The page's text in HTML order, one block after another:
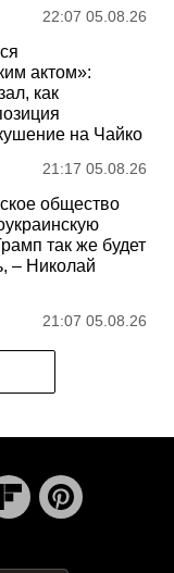
22:07 05.08.26
актом»:
как
на Чайко
21:17 05.08.26
общество
так же будет
– Николай
21:07 05.08.26